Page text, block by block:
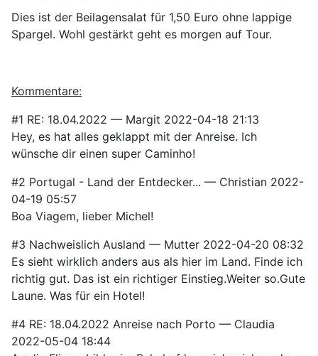
Dies ist der Beilagensalat für 1,50 Euro ohne lappige
Spargel. Wohl gestärkt geht es morgen auf Tour.
Kommentare:
#1 RE: 18.04.2022 — Margit 2022-04-18 21:13
Hey, es hat alles geklappt mit der Anreise. Ich
wünsche dir einen super Caminho!
#2 Portugal - Land der Entdecker... — Christian 2022-
04-19 05:57
Boa Viagem, lieber Michel!
#3 Nachweislich Ausland — Mutter 2022-04-20 08:32
Es sieht wirklich anders aus als hier im Land. Finde ich
richtig gut. Das ist ein richtiger Einstieg.Weiter so.Gute
Laune. Was für ein Hotel!
#4 RE: 18.04.2022 Anreise nach Porto — Claudia
2022-05-04 18:44